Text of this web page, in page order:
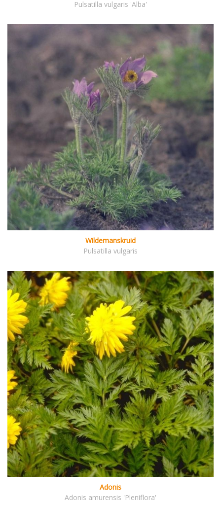
Pulsatilla vulgaris 'Alba'
Wildemanskruid
Pulsatilla vulgaris
Adonis
Adonis amurensis 'Pleniflora'